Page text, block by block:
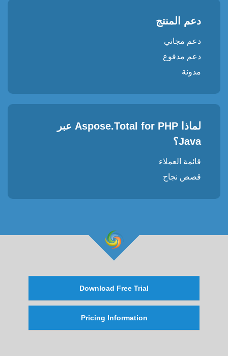
دعم المنتج
دعم مجاني
دعم مدفوع
مدونة
لماذا Aspose.Total for PHP عبر
Java؟
قائمة العملاء
قصص نجاح
Download Free Trial
Pricing Information